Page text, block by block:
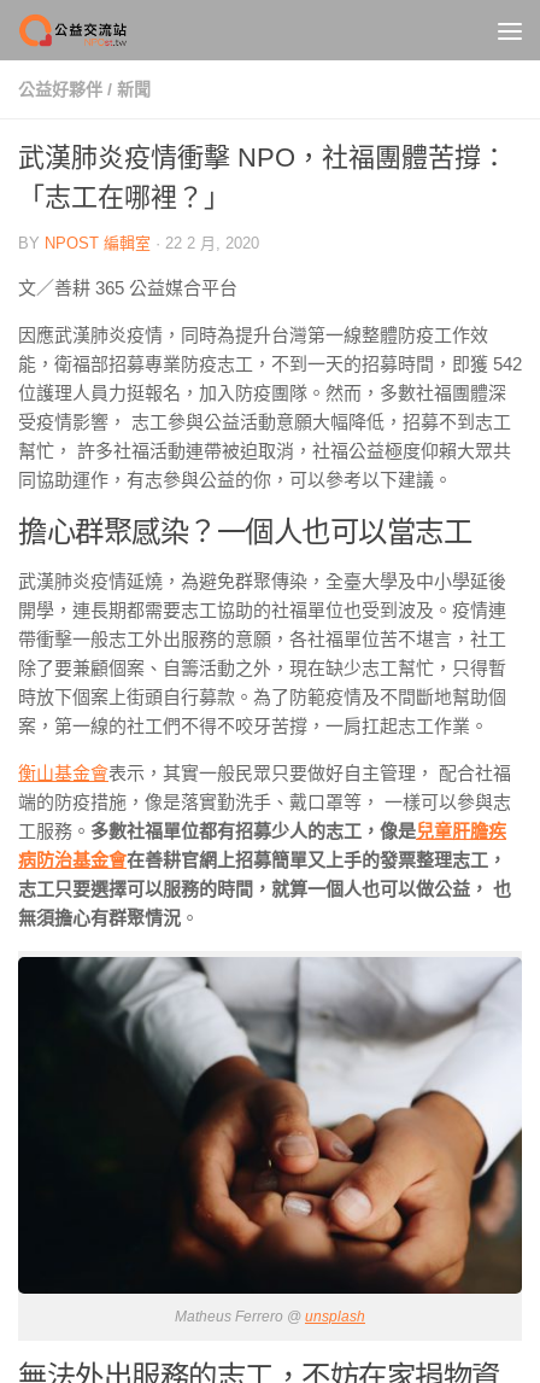
Skip to content
公益好夥伴 / 新聞
武漢肺炎疫情衝擊 NPO，社福團體苦撐：
「志工在哪裡？」
BY NPOST 編輯室 · 22 2 月, 2020
文／善耕 365 公益媒合平台
因應武漢肺炎疫情，同時為提升台灣第一線整體防疫工作效
能，衛福部招募專業防疫志工，不到一天的招募時間，即獲 542
位護理人員力挺報名，加入防疫團隊。然而，多數社福團體深
受疫情影響， 志工參與公益活動意願大幅降低，招募不到志工
幫忙， 許多社福活動連帶被迫取消，社福公益極度仰賴大眾共
同協助運作，有志參與公益的你，可以參考以下建議。
擔心群聚感染？一個人也可以當志工
武漢肺炎疫情延燒，為避免群聚傳染，全臺大學及中小學延後
開學，連長期都需要志工協助的社福單位也受到波及。疫情連
帶衝擊一般志工外出服務的意願，各社福單位苦不堪言，社工
除了要兼顧個案、自籌活動之外，現在缺少志工幫忙，只得暫
時放下個案上街頭自行募款。為了防範疫情及不間斷地幫助個
案，第一線的社工們不得不咬牙苦撐，一肩扛起志工作業。
衡山基金會表示，其實一般民眾只要做好自主管理， 配合社福
端的防疫措施，像是落實勤洗手、戴口罩等， 一樣可以參與志
工服務。 多數社福單位都有招募少人的志工，像是兒童肝膽疾
病防治基金會在善耕官網上招募簡單又上手的發票整理志工，
志工只要選擇可以服務的時間，就算一個人也可以做公益， 也
無須擔心有群聚情況 。
Matheus Ferrero @ unsplash
無法外出服務的志工，不妨在家捐物資